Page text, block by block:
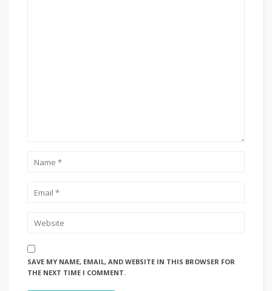
SAVE MY NAME, EMAIL, AND WEBSITE IN THIS BROWSER FOR
THE NEXT TIME I COMMENT.